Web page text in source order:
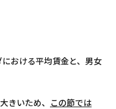
おける平均賃金と、男女
きいため、
この節では